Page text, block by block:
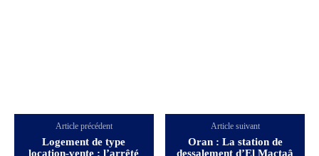
Article précédent
Logement de type
location-vente : l’arrêté
Article suivant
Oran : La station de
dessalement d’El Mactaâ